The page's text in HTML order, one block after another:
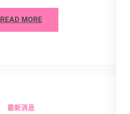
READ MORE
最新消息